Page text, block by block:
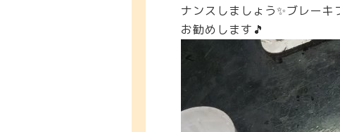
ナンスしましょう✨ブレー
お勧めします🎵